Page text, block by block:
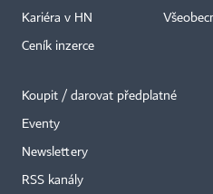
Kariéra v HN
Ceník inzerce
Koupit / darovat předplatné
Eventy
Newslettery
RSS kanály